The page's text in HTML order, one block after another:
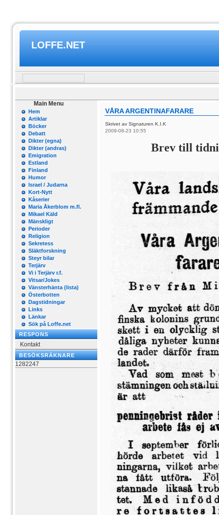
LOFFE.NET
Main Menu
Hem
Artiklar
Böcker
Debatt
Dikter (egna)
Dikter (andras)
Emigration
Estland
Finland
Humor
Israel / Judarna
Kort-Nytt
Kåserier
Maria Åkerblom m.fl.
Mikael Käld
Mänskligt
Perioder
Religion
Sekretess
Släktforskning
Steyr bilar
Terjärv
Vi i Terjärv r.f.
Vitsar/Jokes
Vänsterhänta (lista)
Österbotten
Dagstidningar
Links
Länkar
Sök på Loffe.net
RESPONS
Kontakt
BESÖKSRÄKNARE
1282247
VÅRA ARGENTINAFARARE
Skrivet av Signaturen K.I.K
2009-08-23 10:55
Brev till